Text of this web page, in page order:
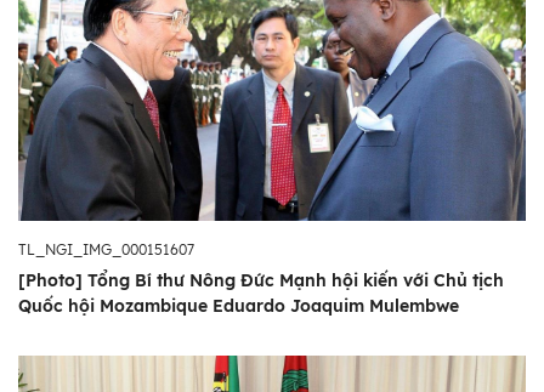
TL_NGI_IMG_000151607
[Photo] Tổng Bí thư Nông Đức Mạnh hội kiến với Chủ tịch
Quốc hội Mozambique Eduardo Joaquim Mulembwe